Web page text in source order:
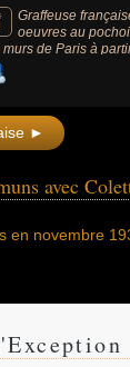
Graffeuse
oeuvres au
murs de Paris à
►
avec
en novembre